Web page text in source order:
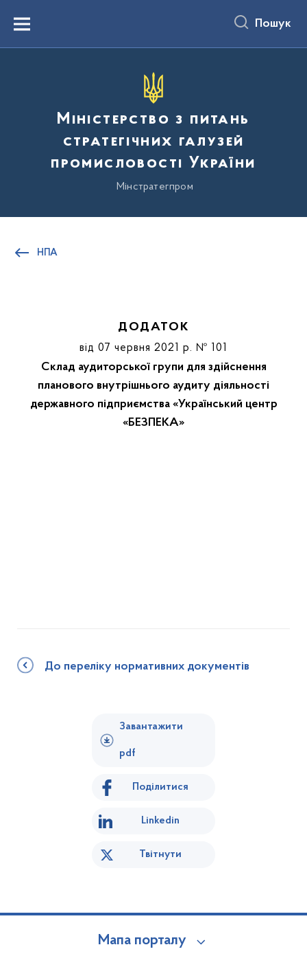
вмістуMenu Пошук
Міністерство з питань
стратегічних галузей
промисловості України
Мінстратегпром
НПА
ДОДАТОК
від 07 червня 2021 р. № 101
Склад аудиторської групи для здійснення
планового внутрішнього аудиту діяльності
державного підприємства «Український центр
«БЕЗПЕКА»
До переліку нормативних документів
Завантажити
pdf
Поділитися
Linkedin
Твітнути
Мапа порталу